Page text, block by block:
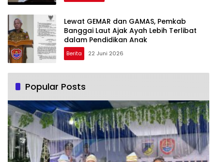
Lewat GEMAR dan GAMAS, Pemkab
Banggai Laut Ajak Ayah Lebih Terlibat
dalam Pendidikan Anak
Berita 22 Juni 2026
Popular Posts